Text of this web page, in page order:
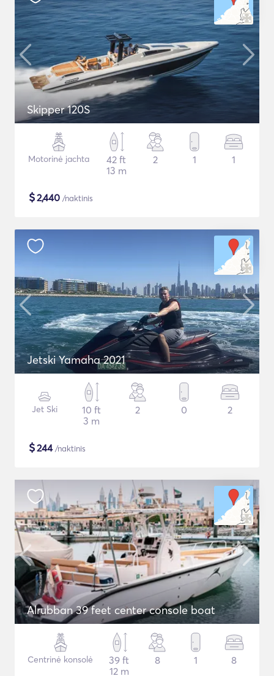
Skipper 120S
Motorinė jachta
42 ft
13 m
2 1 1
$2,440 /naktinis
Jetski Yamaha 2021
Jet Ski
10 ft
3 m
2 0 2
$244/naktinis
Alrubban 39 feet center console boat
Centrinė konsolė
39 ft
12 m
8 1 8